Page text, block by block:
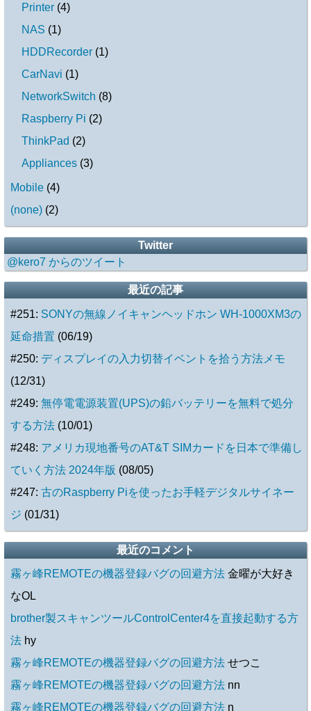
Printer (4)
NAS (1)
HDDRecorder (1)
CarNavi (1)
NetworkSwitch (8)
Raspberry Pi (2)
ThinkPad (2)
Appliances (3)
Mobile (4)
(none) (2)
Twitter
@kero7 からのツイート
最近の記事
#251: SONYの無線ノイキャンヘッドホン WH-1000XM3の
延命措置 (06/19)
#250: ディスプレイの入力切替イベントを拾う方法メモ
(12/31)
#249: 無停電電源装置(UPS)の鉛バッテリーを無料で処分
する方法(10/01)
#248: アメリカ現地番号のAT&T SIMカードを日本で準備し
ていく方法 2024年版 (08/05)
#247: 古のRaspberry Piを使ったお手軽デジタルサイネー
ジ (01/31)
最近のコメント
霧ヶ峰REMOTEの機器登録バグの回避方法 金曜が大好き
なOL
brother製スキャンツールControlCenter4を直接起動する方
法 hy
霧ヶ峰REMOTEの機器登録バグの回避方法 せつこ
霧ヶ峰REMOTEの機器登録バグの回避方法 nn
霧ヶ峰REMOTEの機器登録バグの回避方法 n